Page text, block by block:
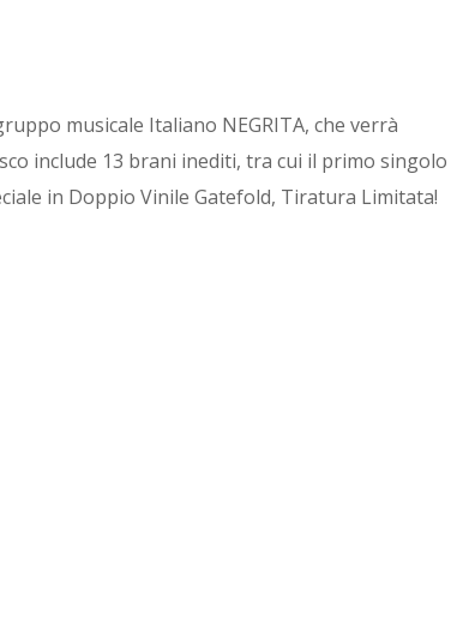
musicale Italiano NEGRITA, che verrà
include 13 brani inediti, tra cui il primo singolo
in Doppio Vinile Gatefold, Tiratura Limitata!